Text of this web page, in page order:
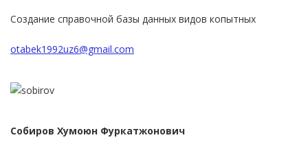
Создание справочной базы данных видов копытных
otabek1992uz6@gmail.com
Собиров Хумоюн Фуркатжонович